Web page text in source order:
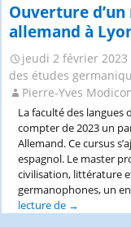
Ouverture d’un
allemand à
jeudi 2 février 2023
des études
Pierre-Yves
La faculté des langues
compter de 2023 un
Allemand. Ce cursus
espagnol. Le master
civilisation, littérature
germanophones, un
lecture de Ouverture
→